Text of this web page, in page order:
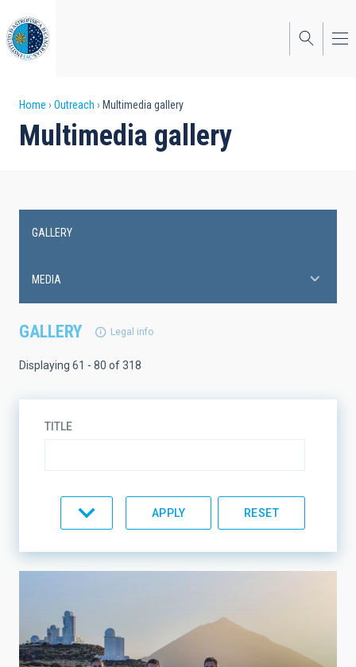
to
main
content
Breadcrumb
Home Outreach Multimedia gallery
Multimedia gallery
GALLERY Legal info
Displaying 61 - 80 of 318
TITLE
LINES OF INSTRUMENTATION
navigation
GALLERY
MEDIA